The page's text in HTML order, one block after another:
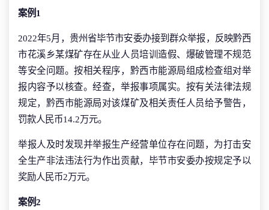
案例1
2022年5月，贵州省毕节市安委办接到群众举报，反映黔西
市花溪乡某煤矿存在从业人员培训造假、爆破管理不规范
等安全问题。按相关程序，黔西市能源局组成检查组对举
报内容予以核查。经查，举报事项属实。按有关法律法规
规定，黔西市能源局对该煤矿及相关责任人员给予警告，
罚款人民币14.2万元。
举报人及时发现并举报生产经营单位存在问题，为打击安
全生产非法违法行为作出贡献，毕节市安委办按规定予以
奖励人民币2万元。
案例2